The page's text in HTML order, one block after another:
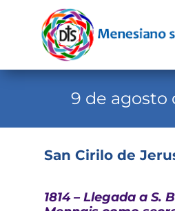
Evangelio
Familia Menesiana
9 de agosto
San Cirilo de
1814 – Llegada a S.